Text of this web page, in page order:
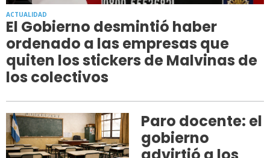
ACTUALIDAD
El Gobierno desmintió haber
ordenado a las empresas que
quiten los stickers de Malvinas de
los colectivos
Paro docente: el
gobierno